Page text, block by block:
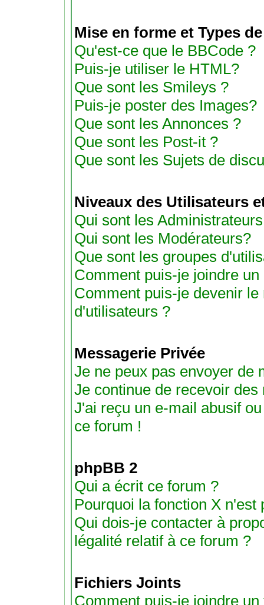
Mise en forme et Types
Qu'est-ce que le BBCode ?
Puis-je utiliser le HTML?
Que sont les Smileys ?
Puis-je poster des Images?
Que sont les Annonces ?
Que sont les Post-it ?
Que sont les Sujets de
Niveaux des Utilisateurs
Qui sont les
Qui sont les Modérateurs?
Que sont les groupes
Comment puis-je joindre
Comment puis-je devenir
d'utilisateurs ?
Messagerie Privée
Je ne peux pas envoyer de
Je continue de recevoir
J'ai reçu un e-mail abusif
ce forum !
phpBB 2
Qui a écrit ce forum ?
Pourquoi la fonction X n'est
Qui dois-je contacter à
légalité relatif à ce forum ?
Fichiers Joints
Comment puis-je joindre un